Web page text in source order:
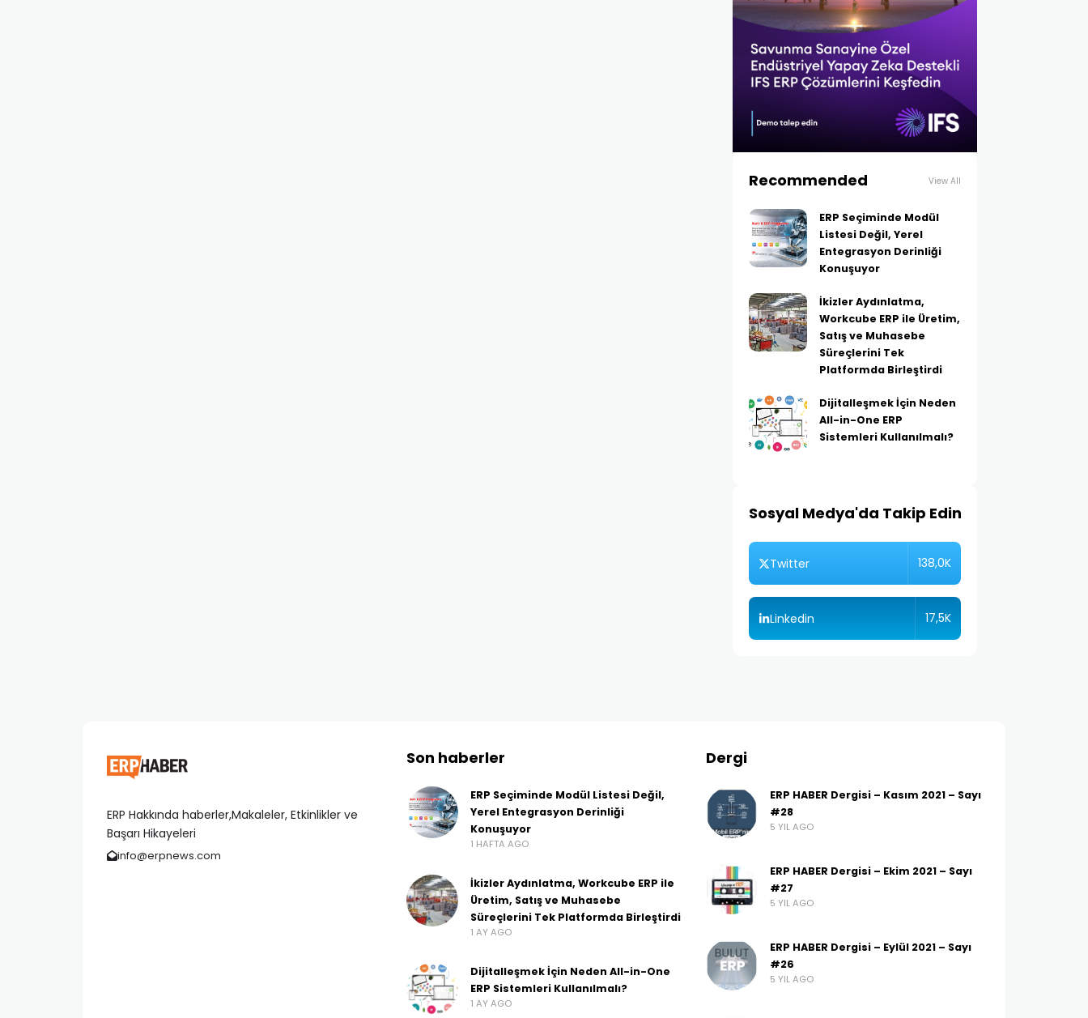
Recommended View All
ERP Seçiminde Modül
Listesi Değil, Yerel
Entegrasyon Derinliği
Konuşuyor
İkizler Aydınlatma,
Workcube ERP ile Üretim,
Satış ve Muhasebe
Süreçlerini Tek
Platformda Birleştirdi
Dijitalleşmek İçin Neden
All-in-One ERP
Sistemleri Kullanılmalı?
Sosyal Medya'da Takip Edin
Twitter 138,0K
Linkedin 17,5K
ERP Hakkında haberler,Makaleler, Etkinlikler ve
Başarı Hikayeleri
info@erpnews.com
Son haberler
ERP Seçiminde Modül Listesi Değil,
Yerel Entegrasyon Derinliği
Konuşuyor
1 HAFTA AGO
İkizler Aydınlatma, Workcube ERP ile
Üretim, Satış ve Muhasebe
Süreçlerini Tek Platformda Birleştirdi
1 AY AGO
Dijitalleşmek İçin Neden All-in-One
ERP Sistemleri Kullanılmalı?
1 AY AGO
Dergi
ERP HABER Dergisi – Kasım 2021 – Sayı
#28
5 YIL AGO
ERP HABER Dergisi – Ekim 2021 – Sayı
#27
5 YIL AGO
ERP HABER Dergisi – Eylül 2021 – Sayı
#26
5 YIL AGO